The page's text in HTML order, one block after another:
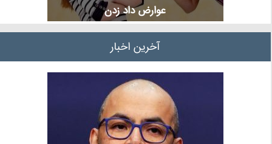
عوارض داد زدن
آخرین اخبار